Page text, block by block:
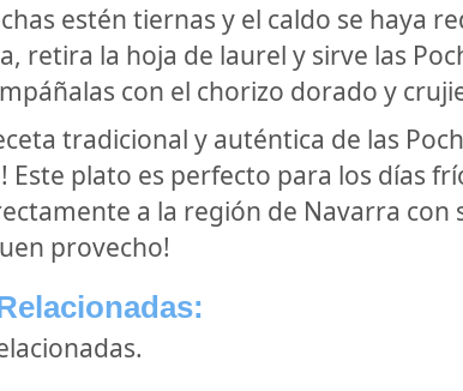
estén tiernas y el caldo se haya
retira la hoja de laurel y sirve las
con el chorizo dorado y
tradicional y auténtica de las
Este plato es perfecto para los días
a la región de Navarra con
provecho!